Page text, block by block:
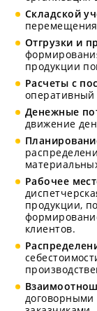
Складской
Отгрузки и
продукции
Расчеты с
оперативный
Денежные
движение
Рабочее
продукции,
клиентов.
договорными